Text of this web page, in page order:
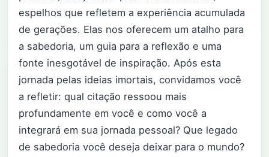
espelhos que refletem a experiência acumulada
de gerações. Elas nos oferecem um atalho para
a sabedoria, um guia para a reflexão e uma
fonte inesgotável de inspiração. Após esta
jornada pelas ideias imortais, convidamos você
a refletir: qual citação ressoou mais
profundamente em você e como você a
integrará em sua jornada pessoal? Que legado
de sabedoria você deseja deixar para o mundo?